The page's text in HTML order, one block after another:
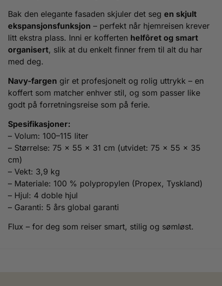
Bak den elegante fasaden skjuler det seg en skjult
ekspansjonsfunksjon – perfekt når hjemreisen krever
litt ekstra plass. Inni er kofferten helfôret og smart
organisert, slik at du enkelt finner frem til alt du har
med deg.
Navy-fargen gir et profesjonelt og rolig uttrykk – en
koffert som matcher enhver stil, og som passer like
godt på forretningsreise som på ferie.
Spesifikasjoner:
– Volum: 100–115 liter
– Størrelse: 75 x 55 x 31 cm (utvidet: 75 x 55 x 35
cm)
– Vekt: 3,9 kg
– Materiale: 100 % polypropylen (Propex, Tyskland)
– Hjul: 4 doble hjul
– Garanti: 5 års global garanti
Flux – for deg som reiser smart, stilig og sømløst.